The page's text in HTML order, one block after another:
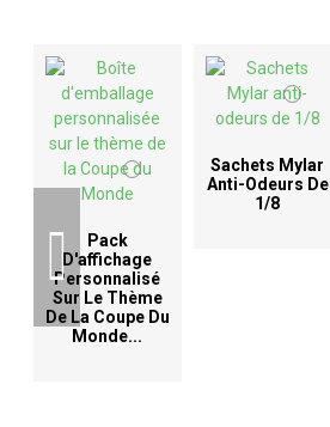
Pack
D'affichage
Personnalisé
Sur Le Thème
De La Coupe Du
Monde...
Sachets Mylar
Anti-Odeurs De
1/8